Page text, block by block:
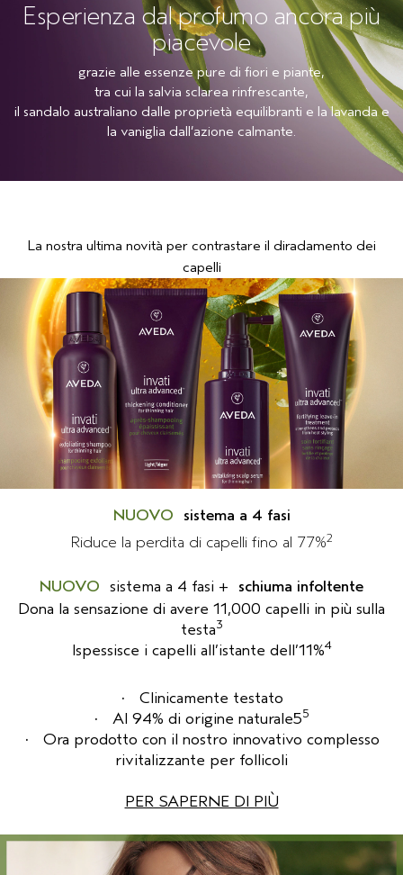
Esperienza dal profumo ancora più
piacevole
grazie alle essenze pure di fiori e piante,
tra cui la salvia sclarea rinfrescante,
il sandalo australiano dalle proprietà equilibranti e la lavanda e
la vaniglia dall’azione calmante.
La nostra ultima novità per contrastare il diradamento dei
capelli
NUOVO sistema a 4 fasi
Riduce la perdita di capelli fino al 77%2
NUOVO sistema a 4 fasi +
schiuma infoltente
Dona la sensazione di avere 11,000 capelli in più sulla
testa3
Ispessisce i capelli all’istante dell’11%4
·
Clinicamente testato
·
Al 94% di origine naturale55
·
Ora prodotto con il nostro innovativo complesso
rivitalizzante per follicoli
PER SAPERNE DI PIÙ